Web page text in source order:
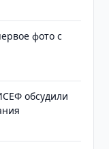
фото с
обсудили